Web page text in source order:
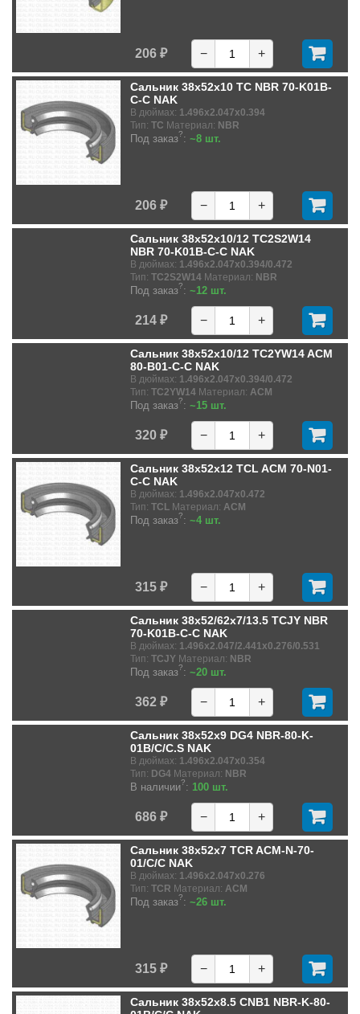
206 ₽ − +
Сальник 38x52x10 TC NBR 70-K01B-
C-C NAK
В дюймах: 1.496x2.047x0.394
Тип: TC Материал: NBR
Под заказ?: ~8 шт.
206 ₽ − +
Сальник 38x52x10/12 TC2S2W14
NBR 70-K01B-C-C NAK
В дюймах: 1.496x2.047x0.394/0.472
Тип: TC2S2W14 Материал: NBR
Под заказ?: ~12 шт.
214 ₽ − +
Сальник 38x52x10/12 TC2YW14 ACM
80-B01-C-C NAK
В дюймах: 1.496x2.047x0.394/0.472
Тип: TC2YW14 Материал: ACM
Под заказ?: ~15 шт.
320 ₽ − +
Сальник 38x52x12 TCL ACM 70-N01-
C-C NAK
В дюймах: 1.496x2.047x0.472
Тип: TCL Материал: ACM
Под заказ?: ~4 шт.
315 ₽ − +
Сальник 38x52/62x7/13.5 TCJY NBR
70-K01B-C-C NAK
В дюймах: 1.496x2.047/2.441x0.276/0.531
Тип: TCJY Материал: NBR
Под заказ?: ~20 шт.
362 ₽ − +
Сальник 38x52x9 DG4 NBR-80-K-
01B/C/C.S NAK
В дюймах: 1.496x2.047x0.354
Тип: DG4 Материал: NBR
В наличии?: 100 шт.
686 ₽ − +
Сальник 38x52x7 TCR ACM-N-70-
01/C/C NAK
В дюймах: 1.496x2.047x0.276
Тип: TCR Материал: ACM
Под заказ?: ~26 шт.
315 ₽ − +
Сальник 38x52x8.5 CNB1 NBR-K-80-